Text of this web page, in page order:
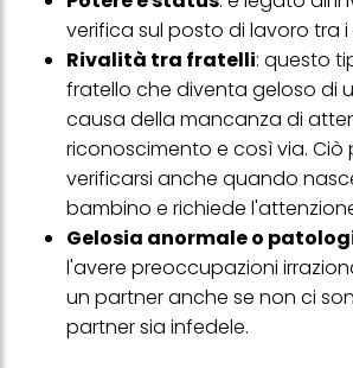
verifica sul posto di lavoro tra i
Rivalità tra fratelli: questo
fratello che diventa geloso di
causa della mancanza di
riconoscimento e così via. Ciò
verificarsi anche quando
bambino e richiede
Gelosia anormale o
l'avere preoccupazioni
un partner anche se non ci
partner sia infedele.
Puoi trovare maggiori informazioni sul
nella nostra Informativa sulla protezione dei
di pagina (Sezione "Cookie, Pixel, Impronte
simili"). Puoi revocare il tuo consenso in
effetto per il futuro disabilitando i cookie sul
sezione "Impostazioni cookie" collegata nel
ulteriori informazioni sui cookie utilizzati su
particolare sul loro periodo di conservazione,
informazioni dettagliate su ciascun cookie
clic su "modifica" di seguito".
Se fai clic su "Modifica" potrai trovare
trattamento dei tuoi dati / sull'uso dei cookie
più degli scopi sopra menzionati. Cliccando
acconsenti all'uso dei cookie e al trattamento
personali per tutte le finalità sopra indicate. Se